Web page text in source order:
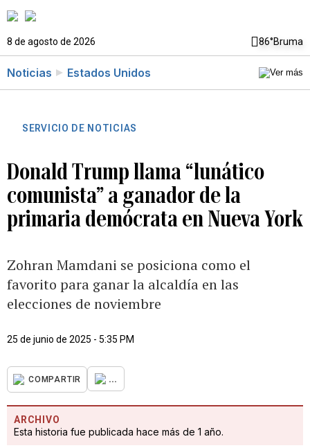
8 de agosto de 2026 86°Bruma
Noticias Estados Unidos
SERVICIO DE NOTICIAS
Donald Trump llama “lunático
comunista” a ganador de la
primaria demócrata en Nueva York
Zohran Mamdani se posiciona como el
favorito para ganar la alcaldía en las
elecciones de noviembre
25 de junio de 2025 - 5:35 PM
COMPARTIR ...
ARCHIVO
Esta historia fue publicada hace más de 1 año.